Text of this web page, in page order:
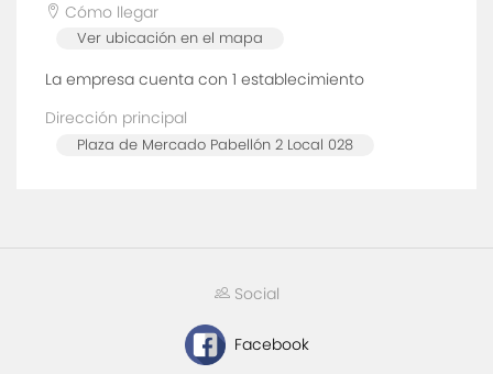
Cómo llegar
Ver ubicación en el mapa
La empresa cuenta con 1 establecimiento
Dirección principal
Plaza de Mercado Pabellón 2 Local 028
Social
Facebook